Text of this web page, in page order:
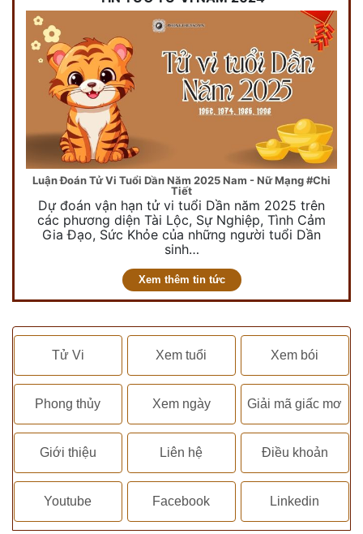
Luận Đoán Tử Vi Tuổi Dần Năm 2025 Nam - Nữ Mạng #Chi
Tiết
Dự đoán vận hạn tử vi tuổi Dần năm 2025 trên
các phương diện Tài Lộc, Sự Nghiệp, Tình Cảm
Gia Đạo, Sức Khỏe của những người tuổi Dần
sinh…
Xem thêm tin tức
Tử Vi Xem tuổi Xem bói
Phong thủy Xem ngày Giải mã giấc mơ
Giới thiệu Liên hệ Điều khoản
Youtube Facebook Linkedin